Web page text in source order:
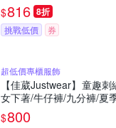
$816 8折
挑戰低價 券
超低價專櫃服飾
【佳葳Justwear】童趣
女下著/牛仔褲/九分褲/夏
$800